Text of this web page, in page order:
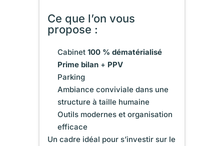
Ce que l’on vous
propose :
Cabinet100 % dématérialisé
Prime bilan + PPV
Parking
Ambiance conviviale dans une
structure à taille humaine
Outils modernes et organisation
efficace
Un cadre idéal pour s’investir sur le